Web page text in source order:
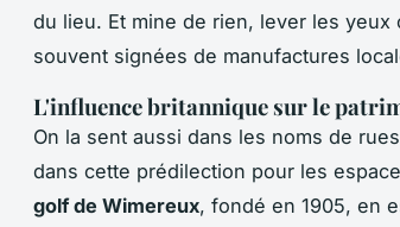
du lieu. Et mine de rien, lever les
souvent signées de manufactures
L'influence britannique sur le
On la sent aussi dans les noms de
dans cette prédilection pour les
golf de Wimereux, fondé en 1905, en